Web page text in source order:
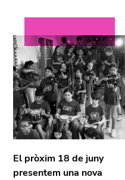
El pròxim 18 de juny
presentem una nova